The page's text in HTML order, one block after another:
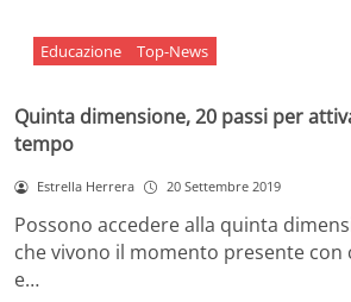
Educazione Top-News
Quinta dimensione, 20 passi per
tempo
Estrella Herrera 20 Settembre 2019
Possono accedere alla quinta
che vivono il momento presente con
e…